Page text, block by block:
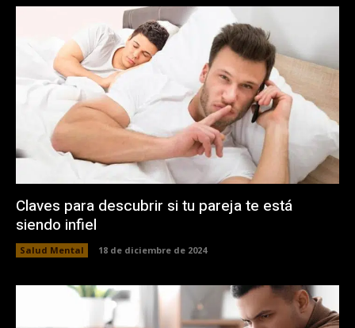
Claves para descubrir si tu pareja te está
siendo infiel
Salud Mental 18 de diciembre de 2024